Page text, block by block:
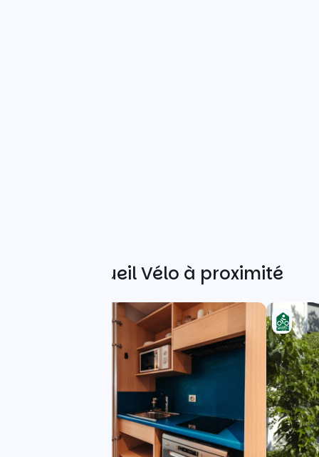
Autres Accueil Vélo à proximité